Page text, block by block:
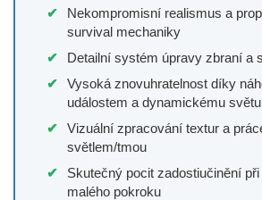
Nekompromisní realismus a
survival mechaniky
Detailní systém úpravy zbraní a
Vysoká znovuhratelnost díky
událostem a dynamickému světu
Vizuální zpracování textur a
světlem/tmou
Skutečný pocit zadostiučinění
malého pokroku